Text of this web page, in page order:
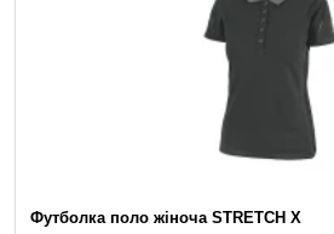
Футболка поло жіноча STRETCH X